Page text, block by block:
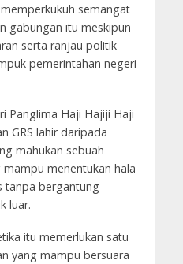
semangat
gabungan itu meskipun
serta ranjau politik
pemerintahan negeri
Panglima Haji Hajiji Haji
GRS lahir daripada
mahukan sebuah
menentukan hala
tanpa bergantung
luar.
itu memerlukan satu
yang mampu bersuara